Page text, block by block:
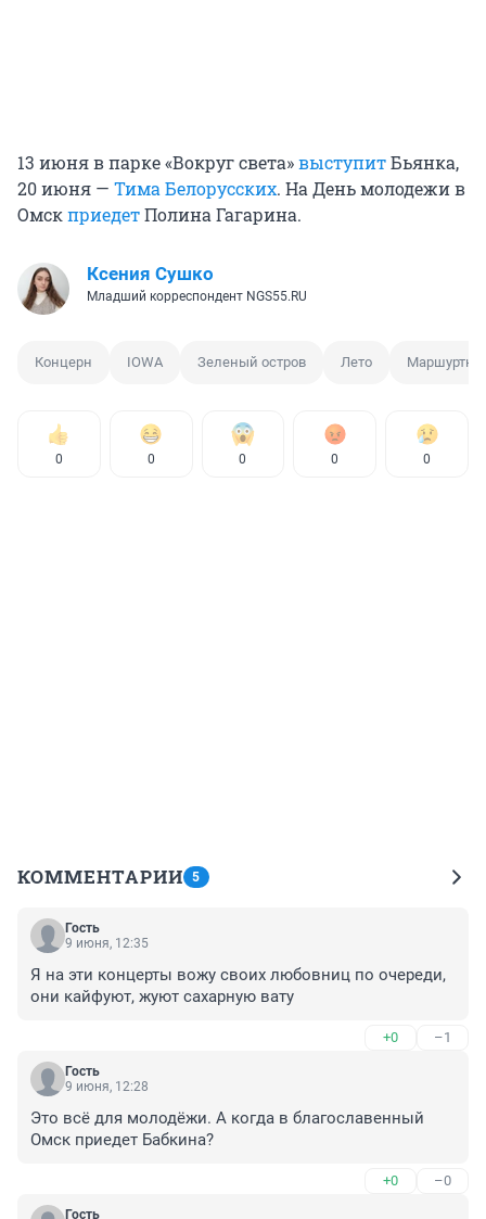
13 июня в парке «Вокруг света»выступитБьянка,
20 июня — Тима Белорусских. На День молодежи в
ОмскприедетПолина Гагарина.
Ксения Сушко
Младший корреспондент NGS55.RU
Концерн IOWA Зеленый остров Лето Маршуртка
0 0 0 0 0
КОММЕНТАРИИ 5
Гость
9 июня, 12:35
Я на эти концерты вожу своих любовниц по очереди,
они кайфуют, жуют сахарную вату
+0 –1
Гость
9 июня, 12:28
Это всё для молодёжи. А когда в благославенный
Омск приедет Бабкина?
+0 –0
Гость